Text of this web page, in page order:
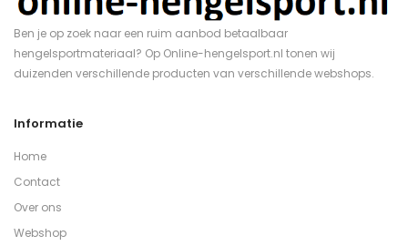
Ben je op zoek naar een ruim aanbod betaalbaar
hengelsportmateriaal? Op Online-hengelsport.nl tonen wij
duizenden verschillende producten van verschillende webshops.
Informatie
Home
Contact
Over ons
Webshop